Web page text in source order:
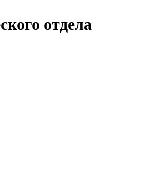
отдела